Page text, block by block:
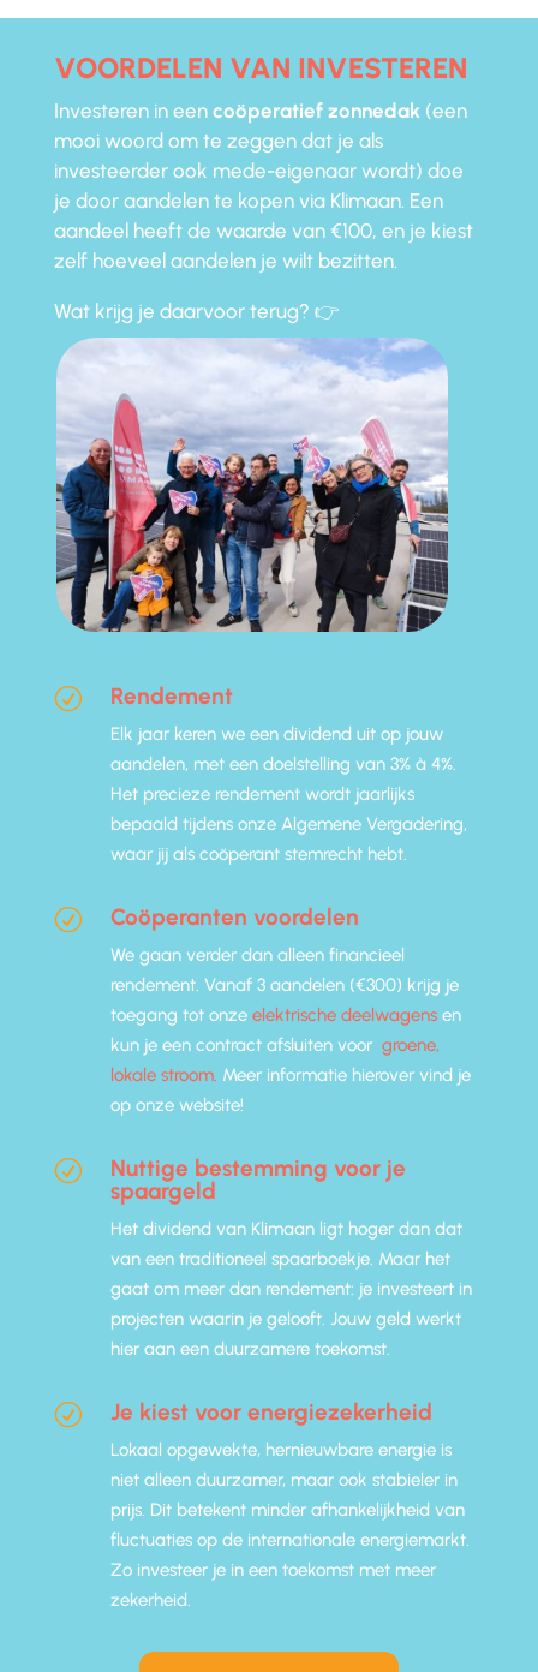
VOORDELEN VAN INVESTEREN
Investeren in een coöperatief zonnedak (een
mooi woord om te zeggen dat je als
investeerder ook mede-eigenaar wordt) doe
je door aandelen te kopen via Klimaan. Een
aandeel heeft de waarde van €100, en je kiest
zelf hoeveel aandelen je wilt bezitten.
Wat krijg je daarvoor terug? 👉
R Rendement
Elk jaar keren we een dividend uit op jouw
aandelen, met een doelstelling van 3% à 4%.
Het precieze rendement wordt jaarlijks
bepaald tijdens onze Algemene Vergadering,
waar jij als coöperant stemrecht hebt.
R Coöperanten voordelen
We gaan verder dan alleen financieel
rendement. Vanaf 3 aandelen (€300) krijg je
toegang tot onze elektrische deelwagensen
kun je een contract afsluiten voor groene,
lokale stroom. Meer informatie hierover vind je
op onze website!
R
Nuttige bestemming voor je
spaargeld
Het dividend van Klimaan ligt hoger dan dat
van een traditioneel spaarboekje. Maar het
gaat om meer dan rendement: je investeert in
projecten waarin je gelooft. Jouw geld werkt
hier aan een duurzamere toekomst.
R Je kiest voor energiezekerheid
Lokaal opgewekte, hernieuwbare energie is
niet alleen duurzamer, maar ook stabieler in
prijs. Dit betekent minder afhankelijkheid van
fluctuaties op de internationale energiemarkt.
Zo investeer je in een toekomst met meer
zekerheid.